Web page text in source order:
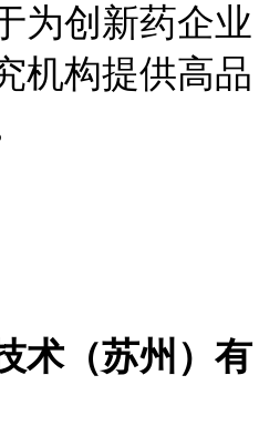
为创新药企业
机构提供高品
术（苏州）有